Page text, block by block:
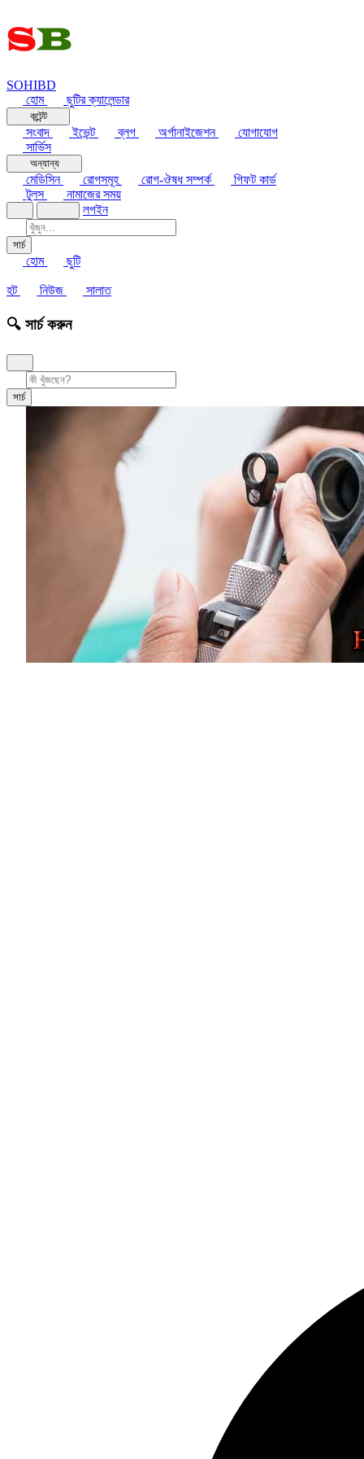
SOHIBD
হোম
ছুটির ক্যালেন্ডার
কন্টেন্ট
সংবাদ ইভেন্ট ব্লগ অর্গানাইজেশন
যোগাযোগ
সার্ভিস
অন্যান্য
মেডিসিন রোগসমূহ রোগ-ঔষধ সম্পর্ক
গিফট কার্ড
টুলস
নামাজের সময়
লগইন
সার্চ
হোম ছুটি
হট নিউজ সালাত
🔍 সার্চ করুন
সার্চ